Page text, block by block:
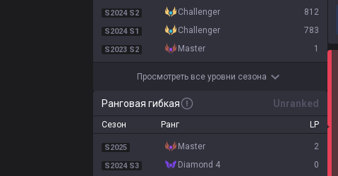
S2024 S2 challenger 812
S2024 S1 challenger 783
S2023 S2 master 1
Просмотреть все уровни сезона
Ранговая гибкая Unranked
Сезон Ранг LP
S2025 master 2
S2024 S3 diamond 4 0